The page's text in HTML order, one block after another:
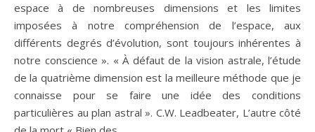
espace à de nombreuses dimensions et les limites
imposées à notre compréhension de l’espace, aux
différents degrés d’évolution, sont toujours inhérentes à
notre conscience ». « À défaut de la vision astrale, l’étude
de la quatrième dimension est la meilleure méthode que je
connaisse pour se faire une idée des conditions
particulières au plan astral ». C.W. Leadbeater, L’autre côté